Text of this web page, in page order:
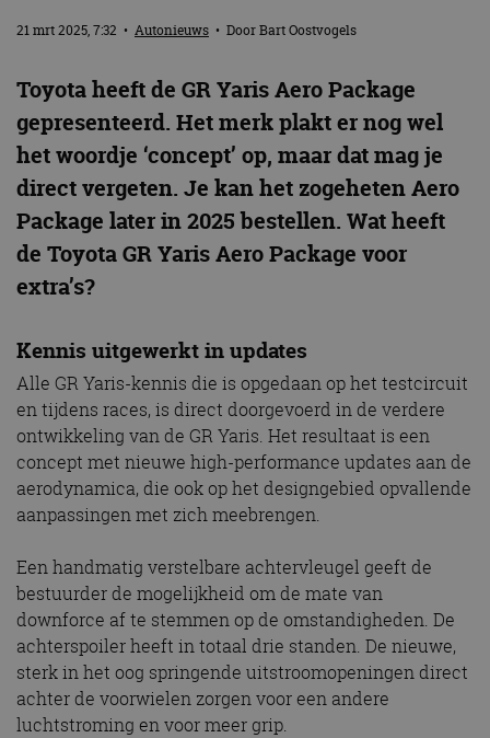
21 mrt 2025, 7:32 • Autonieuws • DoorBart Oostvogels
Toyota heeft de GR Yaris Aero Package
gepresenteerd. Het merk plakt er nog wel
het woordje ‘concept’ op, maar dat mag je
direct vergeten. Je kan het zogeheten Aero
Package later in 2025 bestellen. Wat heeft
de Toyota GR Yaris Aero Package voor
extra’s?
Kennis uitgewerkt in updates
Alle GR Yaris-kennis die is opgedaan op het testcircuit
en tijdens races, is direct doorgevoerd in de verdere
ontwikkeling van de GR Yaris. Het resultaat is een
concept met nieuwe high-performance updates aan de
aerodynamica, die ook op het designgebied opvallende
aanpassingen met zich meebrengen.
Een handmatig verstelbare achtervleugel geeft de
bestuurder de mogelijkheid om de mate van
downforce af te stemmen op de omstandigheden. De
achterspoiler heeft in totaal drie standen. De nieuwe,
sterk in het oog springende uitstroomopeningen direct
achter de voorwielen zorgen voor een andere
luchtstroming en voor meer grip.